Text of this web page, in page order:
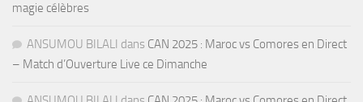
magie célèbres
ANSUMOU BILALI dans CAN 2025 : Maroc vs Comores en Direct
– Match d’Ouverture Live ce Dimanche